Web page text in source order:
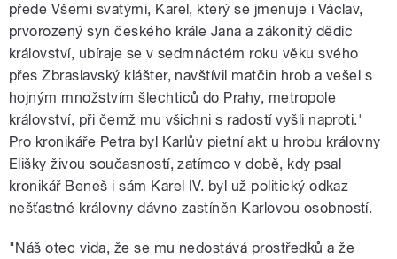
přede Všemi svatými, Karel, který se jmenuje i Václav,
prvorozený syn českého krále Jana a zákonitý dědic
království, ubíraje se v sedmnáctém roku věku svého
přes Zbraslavský klášter, navštívil matčin hrob a vešel s
hojným množstvím šlechticů do Prahy, metropole
království, při čemž mu všichni s radostí vyšli naproti."
Pro kronikáře Petra byl Karlův pietní akt u hrobu královny
Elišky živou současností, zatímco v době, kdy psal
kronikář Beneš i sám Karel IV. byl už politický odkaz
nešťastné královny dávno zastíněn Karlovou osobností.
"Náš otec vida, že se mu nedostává prostředků a že